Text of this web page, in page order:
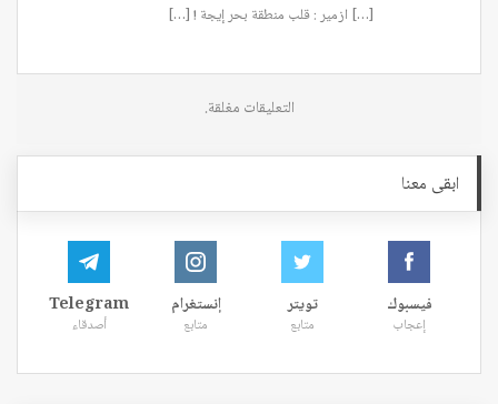
[…] ازمير : قلب منطقة بحر إيجة ! […]
التعليقات مغلقة.
ابقى معنا
فيسبوك
إعجاب
تويتر
متابع
إنستغرام
متابع
Telegram
أصدقاء